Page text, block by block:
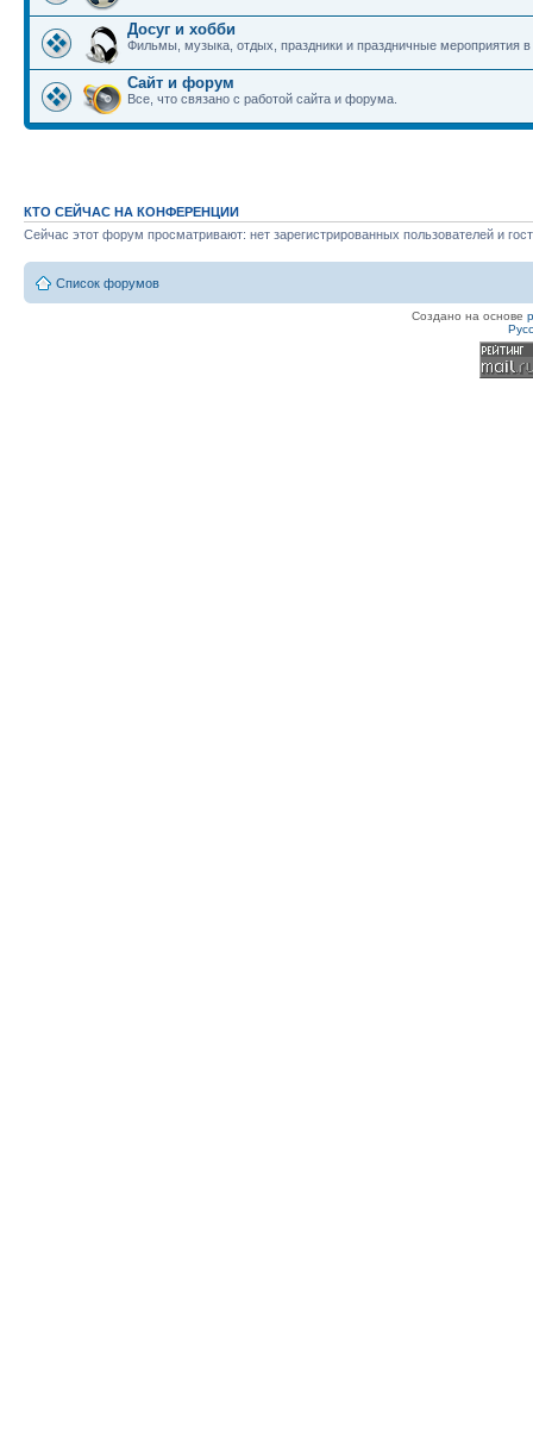
Досуг и хобби
Фильмы, музыка, отдых, праздники и праздничные мероприятия
Сайт и форум
Все, что связано с работой сайта и форума.
КТО СЕЙЧАС НА КОНФЕРЕНЦИИ
Сейчас этот форум просматривают: нет зарегистрированных пользователей и
Список форумов
Создано на основе